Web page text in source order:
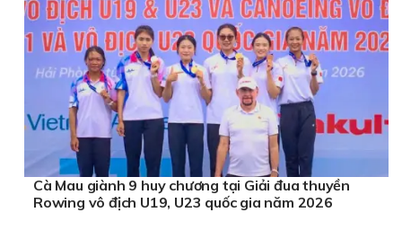
Cà Mau giành 9 huy chương tại Giải đua thuyền
Rowing vô địch U19, U23 quốc gia năm 2026